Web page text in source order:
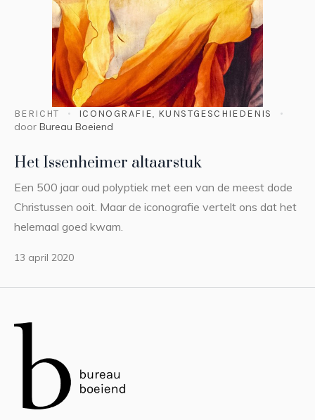
BERICHT ICONOGRAFIE, KUNSTGESCHIEDENIS
door Bureau Boeiend
Het Issenheimer altaarstuk
Een 500 jaar oud polyptiek met een van de meest dode
Christussen ooit. Maar de iconografie vertelt ons dat het
helemaal goed kwam.
13 april 2020